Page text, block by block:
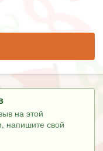
на этой
напишите свой